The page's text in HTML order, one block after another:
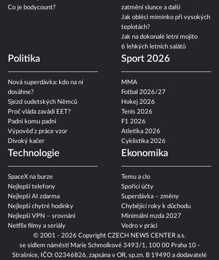
© 2001 - 2026 Copyright CZECH NEWS CENTER a.s.
se sídlem náměstí Marie Schmolkové 3493/1, 100 00 Praha 10 -
Strašnice, IČO: 02346826, zapsána v OR, sp.zn. B 19490 a dodavatelé
Co je bodycount?
zatmění slunce a další
Jak obléci miminko při vysokých
teplotách?
Jak na dokonalé letní mojito
6 lehkých letních salátů
Politika
Nová superdávka: kdo na ní
dosáhne?
Sjezd sudetských Němců
Proč vláda zavádí EET?
Padni komu padni
Výpověď z práce vzor
Divoký kačer
Sport 2026
MMA
Fotbal 2026/27
Hokej 2026
Tenis 2026
F1 2026
Atletika 2026
Cyklistika 2026
Technologie
SpaceX na burze
Nejlepší telefony
Nejlepší AI zdarma
Nejlepší chytré hodinky
Nejlepší VPN – srovnání
Netflix filmy a seriály
Ekonomika
Temu a clo
Spořicí účty
Superdávka – změny
Chybějící roky k důchodu
Minimální mzda 2027
Vedro v práci